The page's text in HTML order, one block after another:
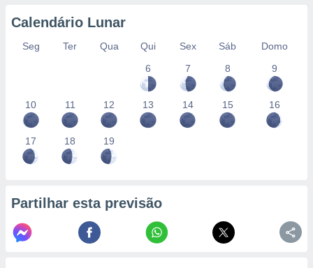
Calendário Lunar
Seg Ter Qua Qui Sex Sáb
Domo
6
7 8 9
10 11 12 13 14 15 16
17 18 19
Partilhar esta previsão